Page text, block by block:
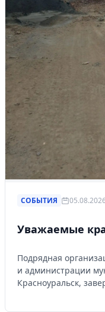
СОБЫТИЯ
Уважаемые
Подрядная
и администрации
Красноуральск,